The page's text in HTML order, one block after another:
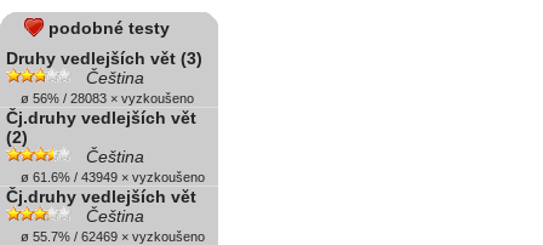
podobné testy
Druhy vedlejších vět (3)
Čeština
ø 56% / 28083 × vyzkoušeno
Čj.druhy vedlejších vět
(2)
Čeština
ø 61.6% / 43949 × vyzkoušeno
Čj.druhy vedlejších vět
Čeština
ø 55.7% / 62469 × vyzkoušeno